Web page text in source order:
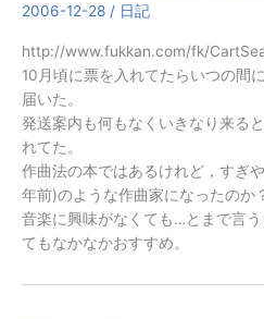
2006-12-28 / 日記
http://www.fukkan.com/fk/
10月頃に票を入れてたらいつの間
届いた。
発送案内も何もなくいきなり来る
れてた。
作曲法の本ではあるけれど，すぎ
年前)のような作曲家になったのか
音楽に興味がなくても…とまで言
てもなかなかおすすめ。